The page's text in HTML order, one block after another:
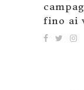
fino ai